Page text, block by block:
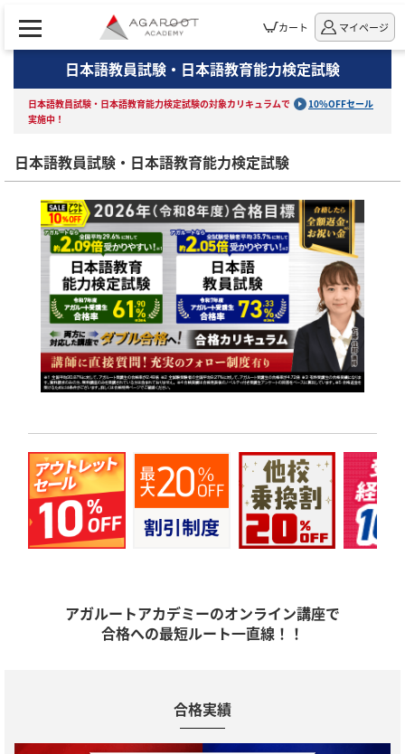
カート マイページ
日本語教員試験・日本語教育能力検定試験
日本語教員試験・日本語教育能力検定試験の対象カリキュラムで
10%OFFセール
実施中！
日本語教員試験・日本語教育能力検定試験
アガルートアカデミーのオンライン講座で
合格への最短ルート一直線！！
合格実績